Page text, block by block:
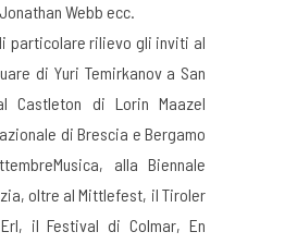
Webb ecc.
particolare rilievo gli inviti al
di Yuri Temirkanov a San
Castleton di Lorin Maazel
di Brescia e Bergamo
alla Biennale
oltre al Mittlefest, il Tiroler
il Festival di Colmar, En